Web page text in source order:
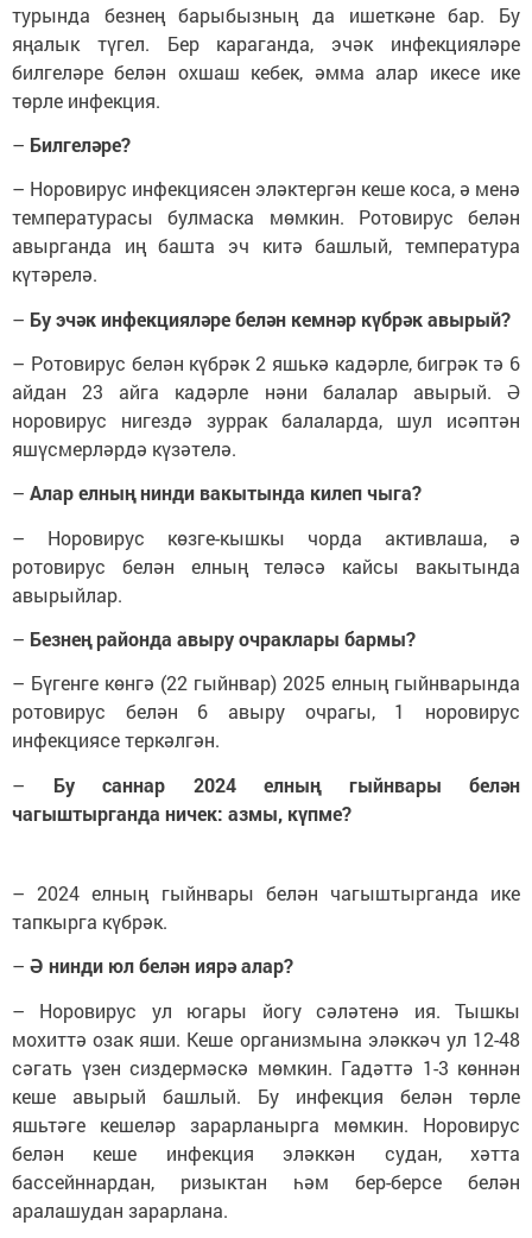
турында безнең барыбызның да ишеткәне бар. Бу
яңалык түгел. Бер караганда, эчәк инфекцияләре
билгеләре белән охшаш кебек, әмма алар икесе ике
төрле инфекция.
– Билгеләре?
– Норовирус инфекциясен эләктергән кеше коса, ә менә
температурасы булмаска мөмкин. Ротовирус белән
авырганда иң башта эч китә башлый, температура
күтәрелә.
– Бу эчәк инфекцияләре белән кемнәр күбрәк авырый?
– Ротовирус белән күбрәк 2 яшькә кадәрле, бигрәк тә 6
айдан 23 айга кадәрле нәни балалар авырый. Ә
норовирус нигездә зуррак балаларда, шул исәптән
яшүсмерләрдә күзәтелә.
– Алар елның нинди вакытында килеп чыга?
– Норовирус көзге-кышкы чорда активлаша, ә
ротовирус белән елның теләсә кайсы вакытында
авырыйлар.
– Безнең районда авыру очраклары бармы?
– Бүгенге көнгә (22 гыйнвар) 2025 елның гыйнварында
ротовирус белән 6 авыру очрагы, 1 норовирус
инфекциясе теркәлгән.
– Бу саннар 2024 елның гыйнвары белән
чагыштырганда ничек: азмы, күпме?
– 2024 елның гыйнвары белән чагыштырганда ике
тапкырга күбрәк.
– Ә нинди юл белән иярә алар?
– Норовирус ул югары йогу сәләтенә ия. Тышкы
мохиттә озак яши. Кеше организмына эләккәч ул 12-48
сәгать үзен сиздермәскә мөмкин. Гадәттә 1-3 көннән
кеше авырый башлый. Бу инфекция белән төрле
яшьтәге кешеләр зарарланырга мөмкин.
Норовирус
белән кеше инфекция эләккән судан, хәтта
бассейннардан, ризыктан һәм бер-берсе белән
аралашудан зарарлана.